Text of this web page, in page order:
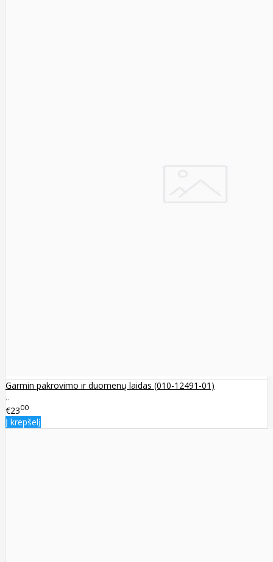
Garmin pakrovimo ir duomenų laidas (010-12491-01)
..
€2300
Į krepšelį